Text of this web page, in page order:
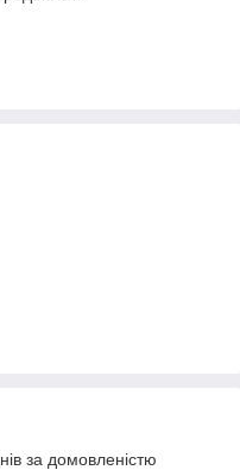
за домовленістю